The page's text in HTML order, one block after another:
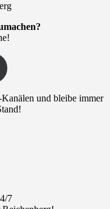
und bleibe immer
7